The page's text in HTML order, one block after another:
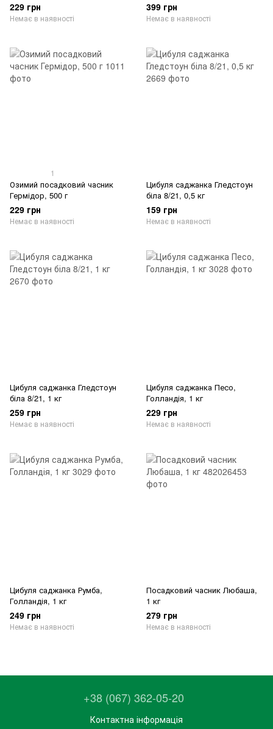
229 грн
Немає в наявності
399 грн
Немає в наявності
1
Озимий посадковий часник
Гермідор, 500 г
229 грн
Немає в наявності
Цибуля саджанка Гледстоун
біла 8/21, 0,5 кг
159 грн
Немає в наявності
Цибуля саджанка Гледстоун
біла 8/21, 1 кг
259 грн
Немає в наявності
Цибуля саджанка Песо,
Голландія, 1 кг
229 грн
Немає в наявності
Цибуля саджанка Румба,
Голландія, 1 кг
249 грн
Немає в наявності
Посадковий часник Любаша,
1 кг
279 грн
Немає в наявності
+38 (067) 362-05-20
Контактна інформація